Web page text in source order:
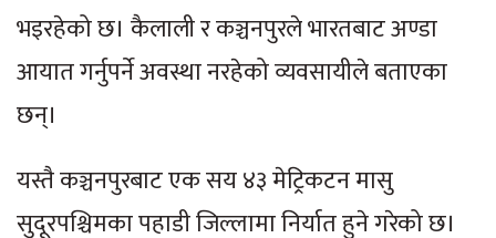
भइरहेको छ। कैलाली र कञ्चनपुरले भारतबाट अण्डा
आयात गर्नुपर्ने अवस्था नरहेको व्यवसायीले बताएका
छन्।
यस्तै कञ्चनपुरबाट एक सय ४३ मेट्रिकटन मासु
सुदूरपश्चिमका पहाडी जिल्लामा निर्यात हुने गरेको छ।